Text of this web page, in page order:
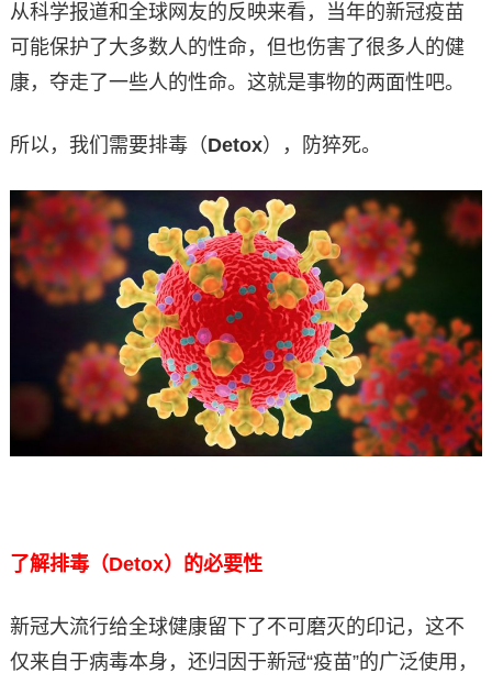
从科学报道和全球网友的反映来看，当年的新冠疫苗
可能保护了大多数人的性命，但也伤害了很多人的健
康，夺走了一些人的性命。这就是事物的两面性吧。
所以，我们需要排毒（Detox），防猝死。
了解排毒（Detox）的必要性
新冠大流行给全球健康留下了不可磨灭的印记，这不
仅来自于病毒本身，还归因于新冠“疫苗”的广泛使用，